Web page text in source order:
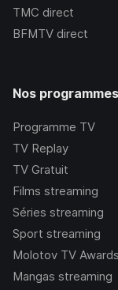
TMC direct
BFMTV direct
Nos programmes
Programme TV
TV Replay
TV Gratuit
Films streaming
Séries streaming
Sport streaming
Molotov TV Awards
Mangas streaming